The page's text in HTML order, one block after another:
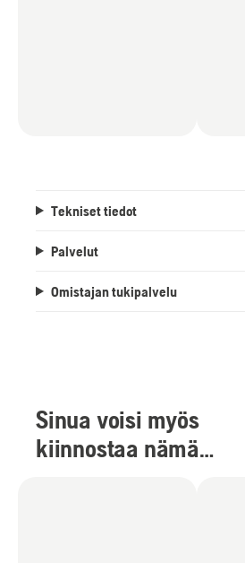
Tekniset tiedot
Palvelut
Omistajan tukipalvelu
Sinua voisi myös
kiinnostaa nämä